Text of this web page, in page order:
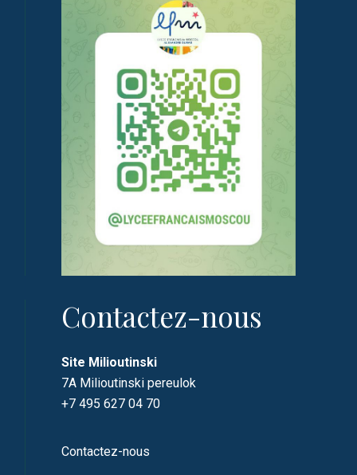
Contactez-nous
Site Milioutinski
7A Milioutinski pereulok
+7 495 627 04 70
Contactez-nous